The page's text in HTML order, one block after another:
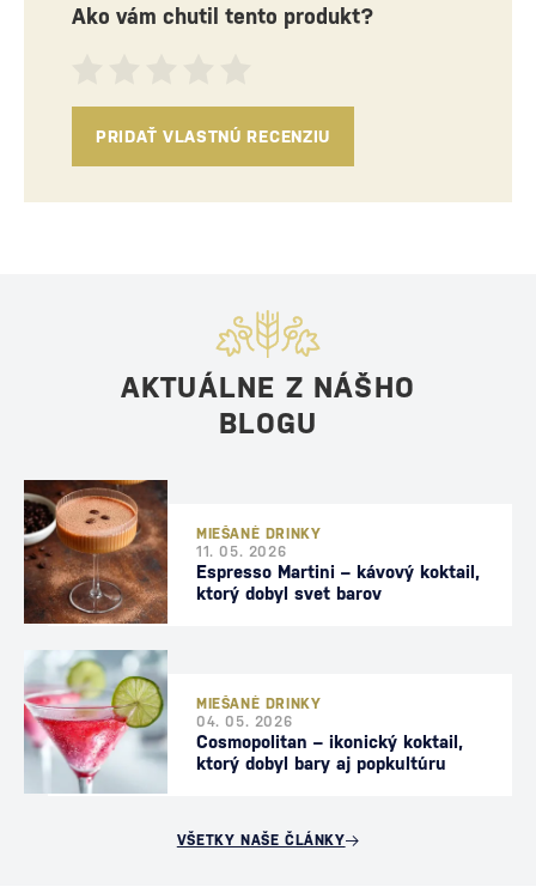
Ako vám chutil tento produkt?
PRIDAŤ VLASTNÚ RECENZIU
AKTUÁLNE Z NÁŠHO
BLOGU
MIEŠANÉ DRINKY
11. 05. 2026
Espresso Martini – kávový koktail,
ktorý dobyl svet barov
MIEŠANÉ DRINKY
04. 05. 2026
Cosmopolitan – ikonický koktail,
ktorý dobyl bary aj popkultúru
VŠETKY NAŠE ČLÁNKY